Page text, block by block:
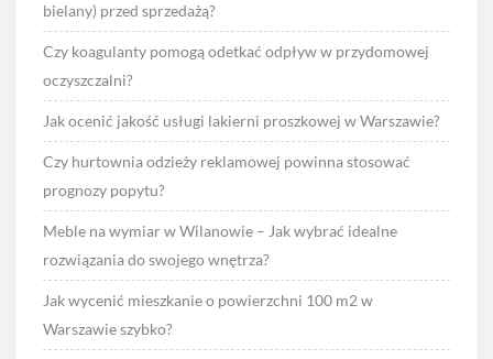
bielany) przed sprzedażą?
Czy koagulanty pomogą odetkać odpływ w przydomowej
oczyszczalni?
Jak ocenić jakość usługi lakierni proszkowej w Warszawie?
Czy hurtownia odzieży reklamowej powinna stosować
prognozy popytu?
Meble na wymiar w Wilanowie – Jak wybrać idealne
rozwiązania do swojego wnętrza?
Jak wycenić mieszkanie o powierzchni 100 m2 w
Warszawie szybko?